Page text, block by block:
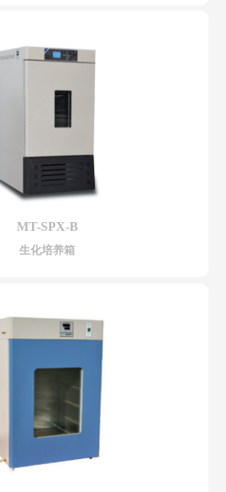
MT-SPX-B
生化培养箱